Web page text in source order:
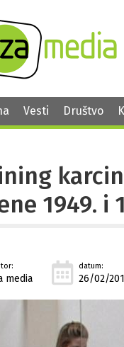
Vesti Društvo
1949. i
media
datum:
26/02/